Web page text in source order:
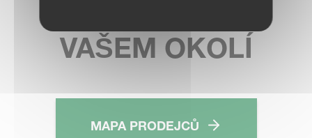
VAŠEM OKOLÍ
MAPA PRODEJCŮ